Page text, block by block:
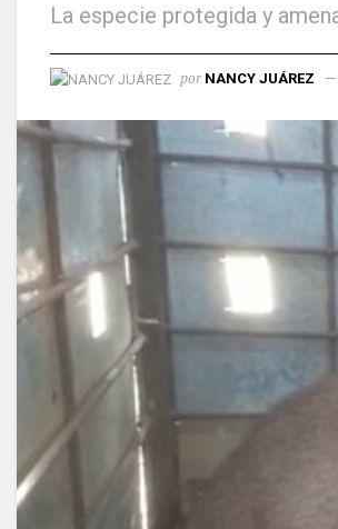
La especie protegida y
por NANCY JUÁREZ